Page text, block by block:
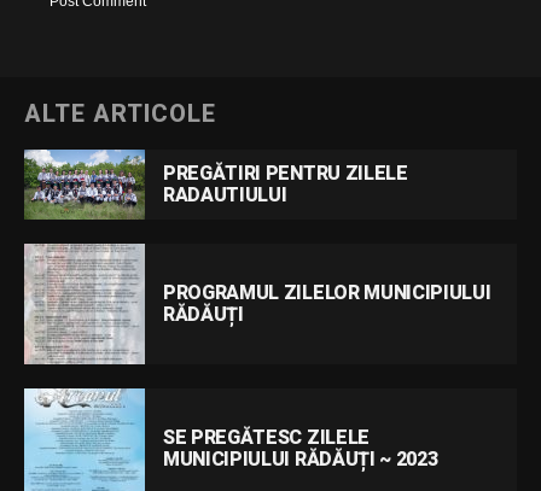
ALTE ARTICOLE
PREGĂTIRI PENTRU ZILELE
RADAUTIULUI
PROGRAMUL ZILELOR MUNICIPIULUI
RĂDĂUȚI
SE PREGĂTESC ZILELE
MUNICIPIULUI RĂDĂUȚI ~ 2023